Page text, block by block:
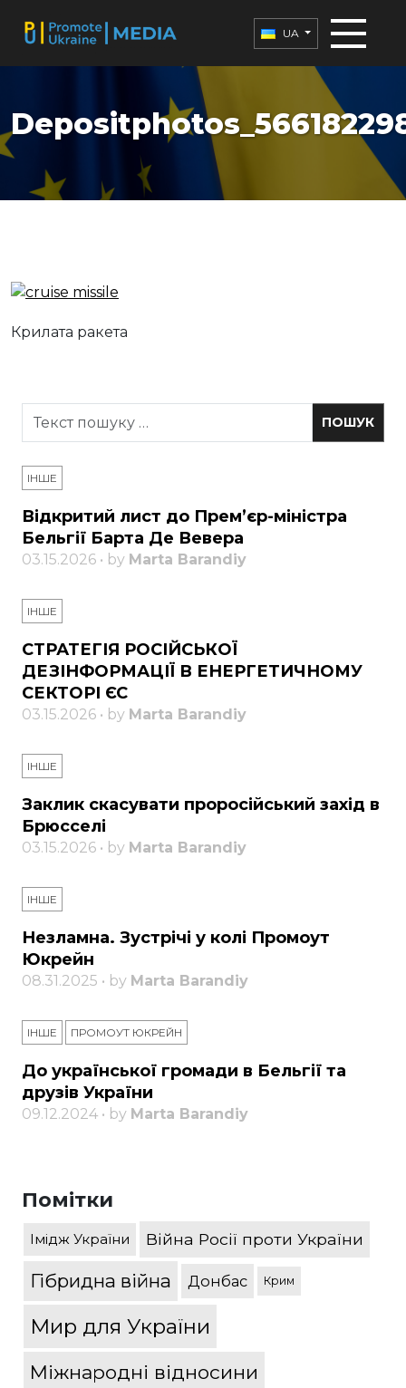
UA
Крилата ракета
ІНШЕ
Відкритий лист до Прем’єр-міністра
Бельгії Барта Де Вевера
03.15.2026 • by Marta Barandiy
ІНШЕ
СТРАТЕГІЯ РОСІЙСЬКОЇ
ДЕЗІНФОРМАЦІЇ В ЕНЕРГЕТИЧНОМУ
СЕКТОРІ ЄС
03.15.2026 • by Marta Barandiy
ІНШЕ
Заклик скасувати проросійський захід в
Брюсселі
03.15.2026 • by Marta Barandiy
ІНШЕ
Незламна. Зустрічі у колі Промоут
Юкрейн
08.31.2025 • by Marta Barandiy
ІНШЕ ПРОМОУТ ЮКРЕЙН
До української громади в Бельгії та
друзів України
09.12.2024 • by Marta Barandiy
Помітки
Імідж України Війна Росії проти України
Гібридна війна Донбас Крим
Мир для України
Міжнародні відносини